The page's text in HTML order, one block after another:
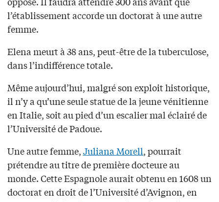
l’établissement accorde un doctorat à une autre
femme.
Elena meurt à 38 ans, peut-être de la tuberculose,
dans l’indifférence totale.
Même aujourd’hui, malgré son exploit historique,
il n’y a qu’une seule statue de la jeune vénitienne
en Italie, soit au pied d’un escalier mal éclairé de
l’Université de Padoue.
Une autre femme,Juliana Morell, pourrait
prétendre au titre de première docteure au
monde. Cette Espagnole aurait obtenu en 1608 un
doctorat en droit de l’Université d’Avignon, en